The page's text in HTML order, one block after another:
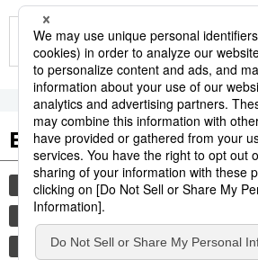
More in this series
Etiquetas destacadas
cultura gastronomía vida
cortesía
costumbres
genkan